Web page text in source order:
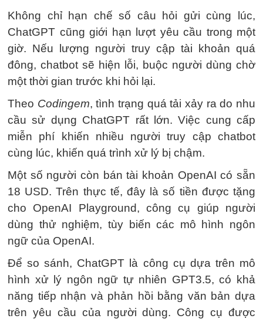
Không chỉ hạn chế số câu hỏi gửi cùng lúc,
ChatGPT cũng giới hạn lượt yêu cầu trong một
giờ. Nếu lượng người truy cập tài khoản quá
đông, chatbot sẽ hiện lỗi, buộc người dùng chờ
một thời gian trước khi hỏi lại.
Theo Codingem, tình trạng quá tải xảy ra do nhu
cầu sử dụng ChatGPT rất lớn. Việc cung cấp
miễn phí khiến nhiều người truy cập chatbot
cùng lúc, khiến quá trình xử lý bị chậm.
Một số người còn bán tài khoản OpenAI có sẵn
18 USD. Trên thực tế, đây là số tiền được tặng
cho OpenAI Playground, công cụ giúp người
dùng thử nghiệm, tùy biến các mô hình ngôn
ngữ của OpenAI.
Để so sánh, ChatGPT là công cụ dựa trên mô
hình xử lý ngôn ngữ tự nhiên GPT3.5, có khả
năng tiếp nhận và phản hồi bằng văn bản dựa
trên yêu cầu của người dùng. Công cụ được